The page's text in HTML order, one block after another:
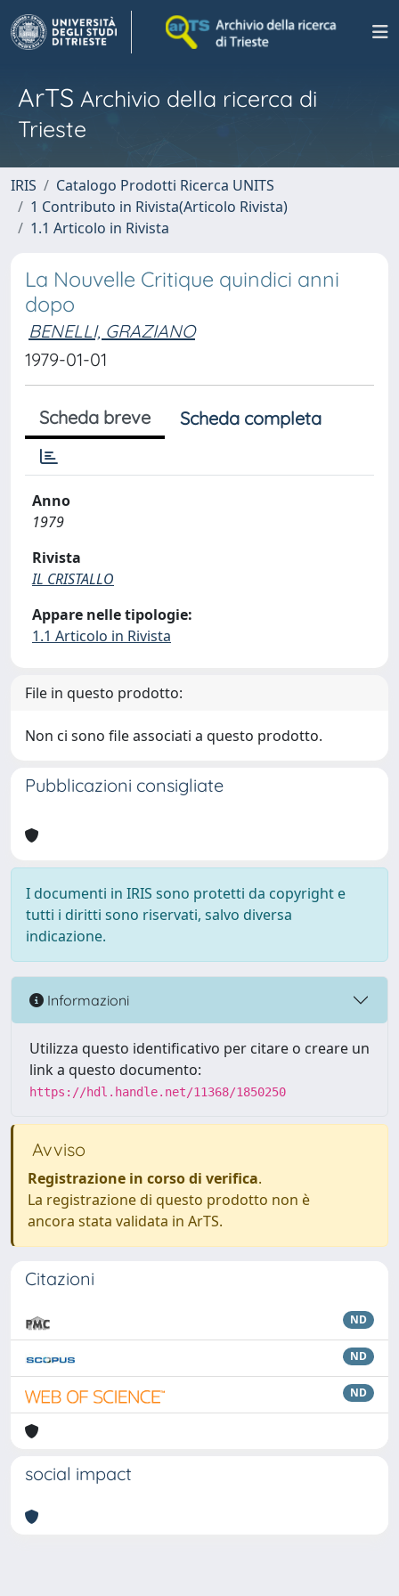
ArTS Archivio della ricerca di
Trieste
IRIS
Catalogo Prodotti Ricerca UNITS
1 Contributo in Rivista(Articolo Rivista)
1.1 Articolo in Rivista
La Nouvelle Critique quindici anni
dopo
BENELLI, GRAZIANO
1979-01-01
Scheda breve Scheda completa
Anno
1979
Rivista
IL CRISTALLO
Appare nelle tipologie:
1.1 Articolo in Rivista
File in questo prodotto:
Non ci sono file associati a questo prodotto.
Pubblicazioni consigliate
I documenti in IRIS sono protetti da copyright e
tutti i diritti sono riservati, salvo diversa
indicazione.
Informazioni
Utilizza questo identificativo per citare o creare un
link a questo documento:
https://hdl.handle.net/11368/1850250
Avviso
Registrazione in corso di verifica.
La registrazione di questo prodotto non è
ancora stata validata in ArTS.
Citazioni
ND
ND
ND
social impact